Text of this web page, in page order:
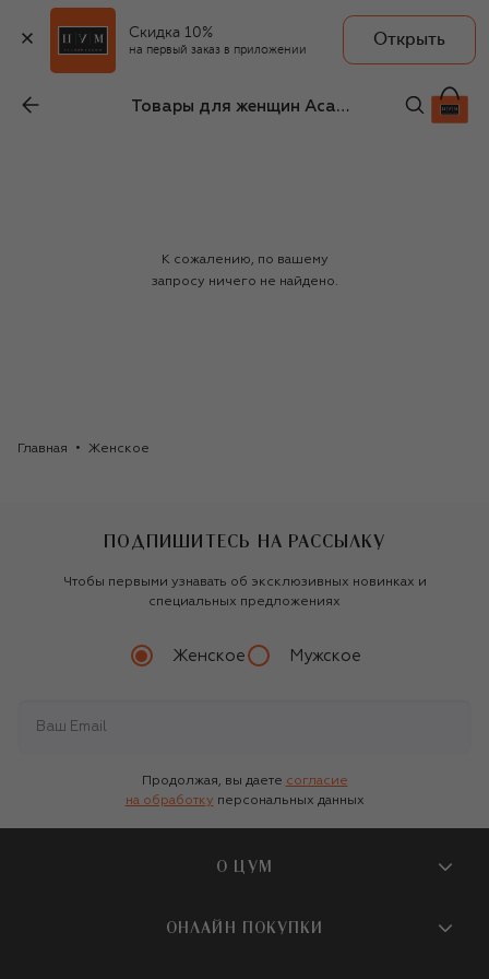
Скидка 10%
на первый заказ в приложении
Открыть
Товары для женщин Academia
К сожалению, по вашему
запросу ничего не найдено.
Главная Женское
ПОДПИШИТЕСЬ НА РАССЫЛКУ
Чтобы первыми узнавать об эксклюзивных новинках и
специальных предложениях
Женское Мужское
Продолжая, вы даете согласие
на обработку персональных данных
О ЦУМ
О магазине
ОНЛАЙН ПОКУПКИ